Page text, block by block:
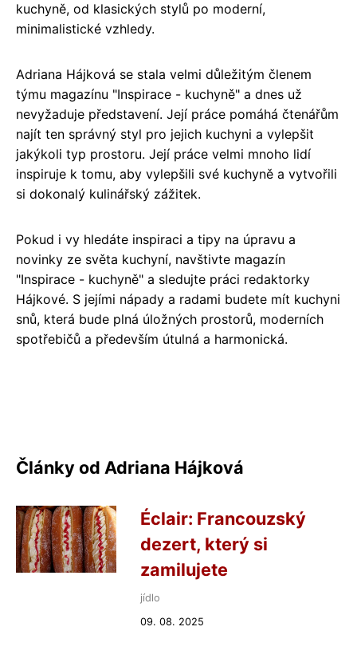
kuchyně, od klasických stylů po moderní,
minimalistické vzhledy.
Adriana Hájková se stala velmi důležitým členem
týmu magazínu "Inspirace - kuchyně" a dnes už
nevyžaduje představení. Její práce pomáhá čtenářům
najít ten správný styl pro jejich kuchyni a vylepšit
jakýkoli typ prostoru. Její práce velmi mnoho lidí
inspiruje k tomu, aby vylepšili své kuchyně a vytvořili
si dokonalý kulinářský zážitek.
Pokud i vy hledáte inspiraci a tipy na úpravu a
novinky ze světa kuchyní, navštivte magazín
"Inspirace - kuchyně" a sledujte práci redaktorky
Hájkové. S jejími nápady a radami budete mít kuchyni
snů, která bude plná úložných prostorů, moderních
spotřebičů a především útulná a harmonická.
Články od Adriana Hájková
Éclair: Francouzský
dezert, který si
zamilujete
jídlo
09. 08. 2025